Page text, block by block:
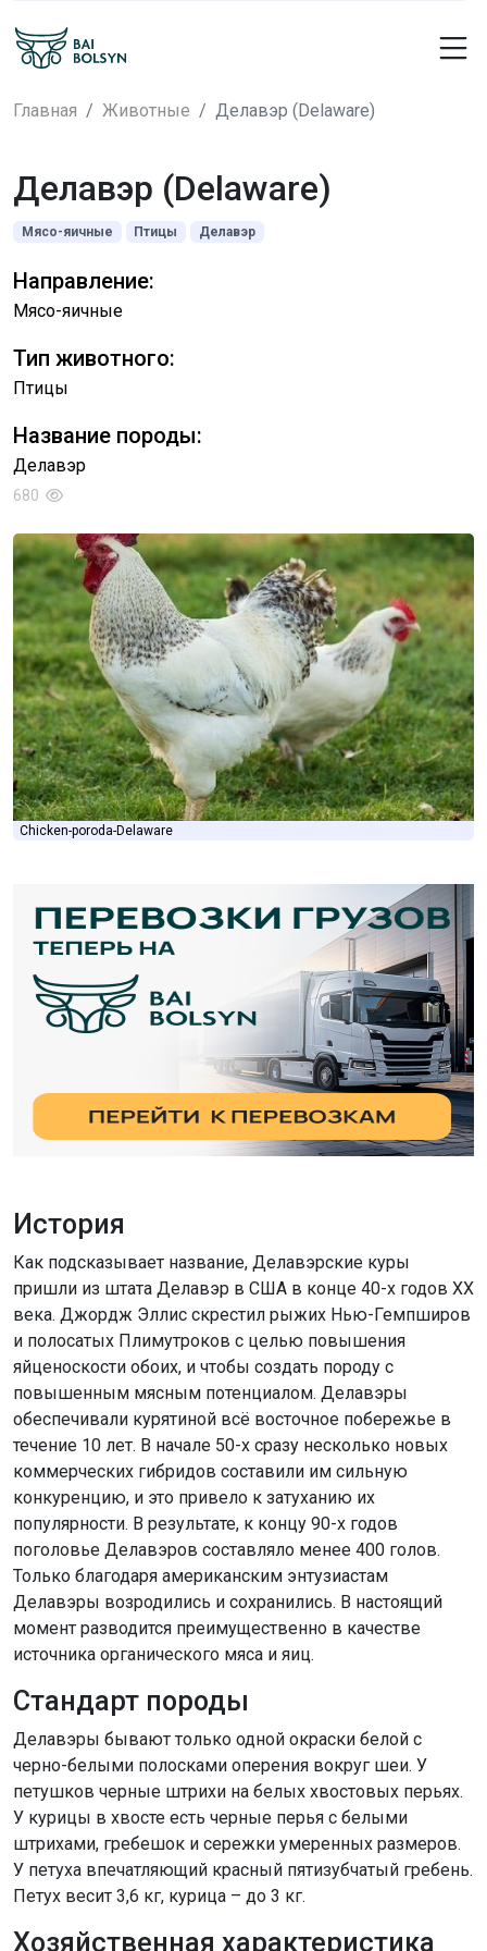
Главная Животные Делавэр (Delaware)
Делавэр (Delaware)
Мясо-яичные Птицы Делавэр
Направление:
Мясо-яичные
Тип животного:
Птицы
Название породы:
Делавэр
680
Chicken-poroda-Delaware
История
Как подсказывает название, Делавэрские куры
пришли из штата Делавэр в США в конце 40-х годов ХХ
века. Джордж Эллис скрестил рыжих Нью-Гемпширов
и полосатых Плимутроков с целью повышения
яйценоскости обоих, и чтобы создать породу с
повышенным мясным потенциалом. Делавэры
обеспечивали курятиной всё восточное побережье в
течение 10 лет. В начале 50-х сразу несколько новых
коммерческих гибридов составили им сильную
конкуренцию, и это привело к затуханию их
популярности. В результате, к концу 90-х годов
поголовье Делавэров составляло менее 400 голов.
Только благодаря американским энтузиастам
Делавэры возродились и сохранились. В настоящий
момент разводится преимущественно в качестве
источника органического мяса и яиц.
Стандарт породы
Делавэры бывают только одной окраски белой с
черно-белыми полосками оперения вокруг шеи. У
петушков черные штрихи на белых хвостовых перьях.
У курицы в хвосте есть черные перья с белыми
штрихами, гребешок и сережки умеренных размеров.
У петуха впечатляющий красный пятизубчатый гребень.
Петух весит 3,6 кг, курица – до 3 кг.
Хозяйственная характеристика